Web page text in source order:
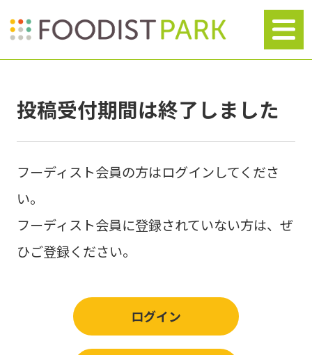
投稿受付期間は終了しました
フーディスト会員の方はログインしてくださ
い。
フーディスト会員に登録されていない方は、ぜ
ひご登録ください。
ログイン